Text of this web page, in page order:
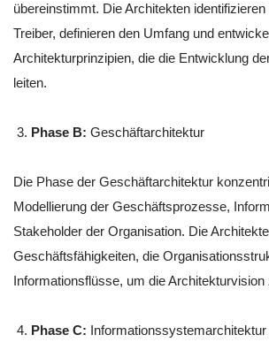
übereinstimmt. Die Architekten
Treiber, definieren den Umfang und
Architekturprinzipien, die die Entwicklung
leiten.
Phase B: Geschäftarchitektur
Die Phase der Geschäftarchitektur
Modellierung der Geschäftsprozesse,
Stakeholder der Organisation. Die
Geschäftsfähigkeiten, die
Informationsflüsse, um die Architekturvision
Phase C: Informationssystemarchitektur